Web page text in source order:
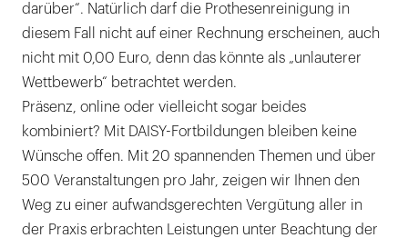
darüber“. Natürlich darf die Prothesenreinigung in
diesem Fall nicht auf einer Rechnung erscheinen, auch
nicht mit 0,00 Euro, denn das könnte als „unlauterer
Wettbewerb“ betrachtet werden.
Präsenz, online oder vielleicht sogar beides
kombiniert? Mit DAISY-Fortbildungen bleiben keine
Wünsche offen. Mit 20 spannenden Themen und über
500 Veranstaltungen pro Jahr, zeigen wir Ihnen den
Weg zu einer aufwandsgerechten Vergütung aller in
der Praxis erbrachten Leistungen unter Beachtung der